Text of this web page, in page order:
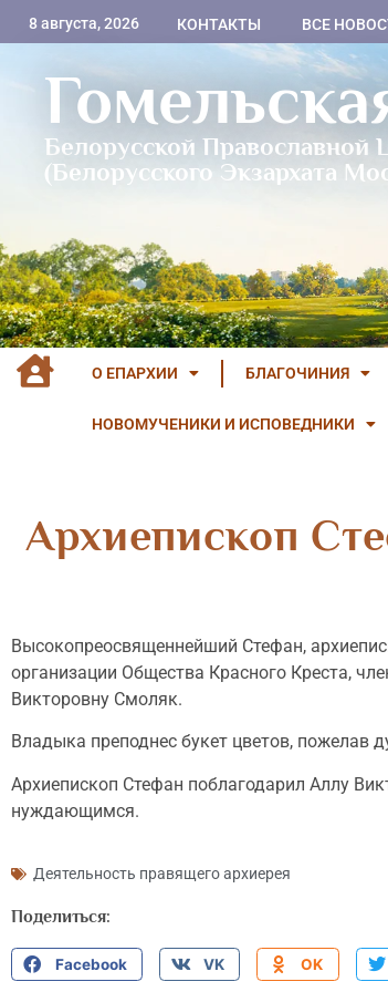
8 августа, 2026 КОНТАКТЫ ВСЕ
Белорусской Православной
(Белорусского Экзархата
О ЕПАРХИИ БЛАГОЧИНИЯ
НОВОМУЧЕНИКИ И ИСПОВЕДНИКИ
Архиепископ
Высокопреосвященнейший Стефан,
организации Общества Красного Креста,
Викторовну Смоляк.
Владыка преподнес букет цветов, пожелав
Архиепископ Стефан поблагодарил Аллу
нуждающимся.
Деятельность правящего архиерея
Поделиться:
Facebook VK OK